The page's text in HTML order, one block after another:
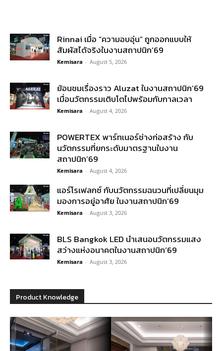
Rinnai เมื่อ “ความอบอุ่น” ถูกออกแบบให้
สัมผัสได้จริงในงานสถาปนิก’69
Kemisara - August 5, 2026
ย้อนชมเรื่องราว Aluzat ในงานสถาปนิก’69
เมื่อนวัตกรรมเติบโตไปพร้อมกับกาลเวลา
Kemisara - August 4, 2026
POWERTEX พาร์ทเนอร์ช่างก่อสร้าง กับ
นวัตกรรมที่ยกระดับมาตรฐานในงาน
สถาปนิก’69
Kemisara - August 4, 2026
แอร์โรเฟลกซ์ กับนวัตกรรมฉนวนที่เปลี่ยนมุม
มองการอยู่อาศัย ในงานสถาปนิก’69
Kemisara - August 3, 2026
BLS Bangkok LED นำเสนอนวัตกรรมแสง
สว่างแห่งอนาคตในงานสถาปนิก’69
Kemisara - August 3, 2026
Product Knowledge